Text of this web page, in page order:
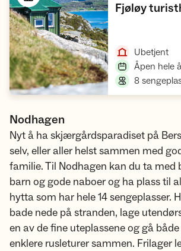
Fjøløy
Ubetjent,
Åpen hele
8
Nodhagen
Nyt å ha skjærgårdsparadiset på
selv, eller aller helst sammen med
familie. Til Nodhagen kan du ta med
barn og gode naboer og ha plass til
hytta som har hele 14 sengeplasser.
bade nede på stranden, lage
en av de fine uteplassene og gå
enklere rusleturer sammen. Frilager